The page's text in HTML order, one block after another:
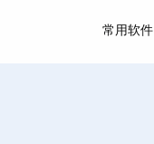
常用软件